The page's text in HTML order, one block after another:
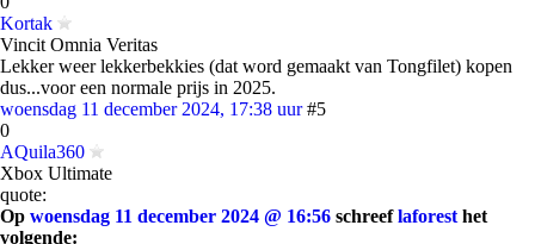
Kortak
Vincit Omnia Veritas
Lekker weer lekkerbekkies (dat word gemaakt van Tongfilet) kopen
dus...voor een normale prijs in 2025.
woensdag 11 december 2024, 17:38 uur #5
0
AQuila360
Xbox Ultimate
quote:
Op woensdag 11 december 2024 @ 16:56 schreeflaforest het
volgende: